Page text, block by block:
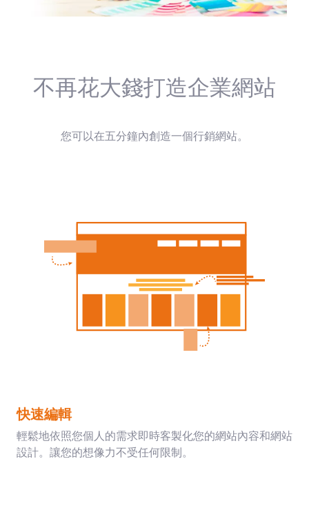
不再花大錢打造企業網站
您可以在五分鐘內創造一個行銷網站。
快速編輯
輕鬆地依照您個人的需求即時客製化您的網站內容和網站
設計。讓您的想像力不受任何限制。